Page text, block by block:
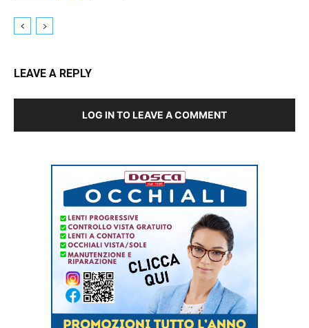
LEAVE A REPLY
LOG IN TO LEAVE A COMMENT